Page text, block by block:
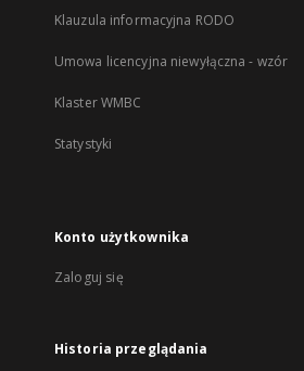
Klauzula informacyjna RODO
Umowa licencyjna niewyłączna - wzór
Klaster WMBC
Statystyki
Konto użytkownika
Zaloguj się
Historia przeglądania